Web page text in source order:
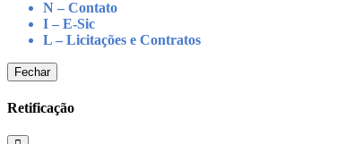
N – Contato
I – E-Sic
L – Licitações e Contratos
Fechar
Retificação